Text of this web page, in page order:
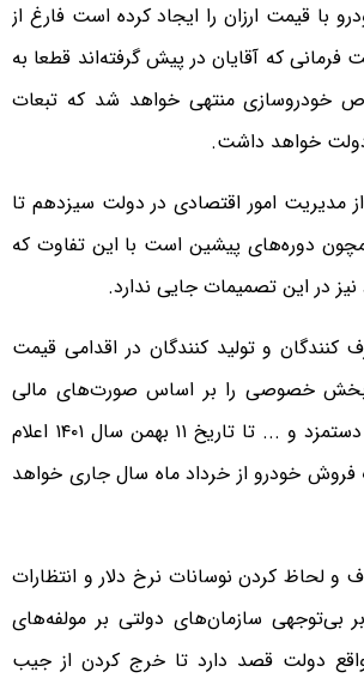
با قیمت ارزان را ایجاد کرده است فارغ از
فرمانی که آقایان در پیش گرفته‌اند قطعا به
منتهی خواهد شد که تبعات
دولت خواهد داشت.
مدیریت امور اقتصادی در دولت سیزدهم تا
دوره‌های پیشین است با این تفاوت که
در این تصمیمات جایی ندارد.
و تولید کنندگان در اقدامی قیمت
بخش خصوصی را بر اساس صورت‌های مالی
سال ۱۴۰۰ و تعدیلات دستمزد و ... تا تاریخ ۱۱ بهمن سال ۱۴۰۱ اعلام
فروش خودرو از خرداد ماه سال جاری خواهد
و لحاظ کردن نوسانات نرخ دلار و انتظارات
بی‌توجهی سازمان‌های دولتی بر مولفه‌های
دولت قصد دارد تا خرج کردن از جیب